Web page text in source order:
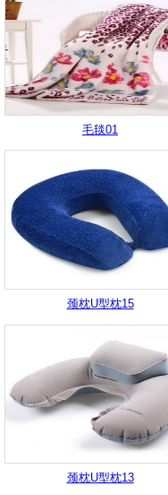
毛毯01
颈枕U型枕15
颈枕U型枕13